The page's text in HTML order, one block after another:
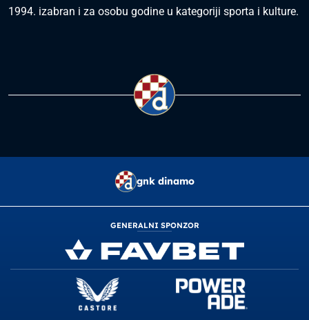
1994. izabran i za osobu godine u kategoriji sporta i kulture.
gnk dinamo
GENERALNI SPONZOR